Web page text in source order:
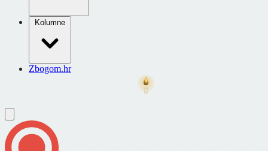
Kolumne
Zbogom.hr